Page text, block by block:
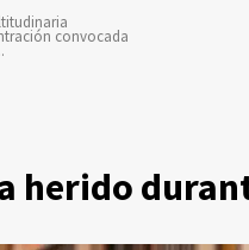
convocada
herido